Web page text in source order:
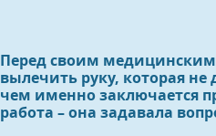
Перед своим медицинским
вылечить руку, которая не
чем именно заключается
работа – она задавала